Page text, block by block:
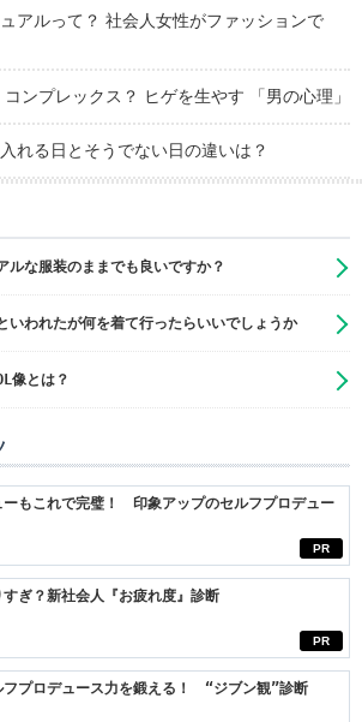
アルって？ 社会人女性がファッションで
ンプレックス？ ヒゲを生やす 「男の心理」
れる日とそうでない日の違いは？
ルな服装のままでも良いですか？
いわれたが何を着て行ったらいいでしょうか
像とは？
PR
ーもこれで完璧！ 印象アップのセルフプロデュー
PR
ぎ？新社会人『お疲れ度』診断
フプロデュース力を鍛える！ “ジブン観”診断